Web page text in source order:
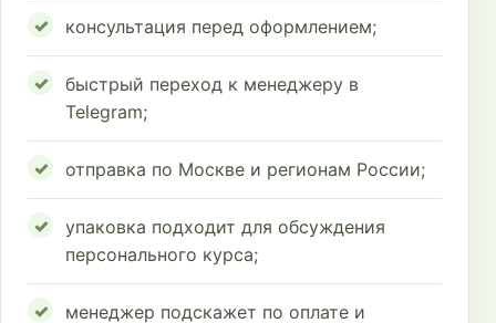
консультация перед оформлением;
быстрый переход к менеджеру в
Telegram;
отправка по Москве и регионам России;
упаковка подходит для обсуждения
персонального курса;
менеджер подскажет по оплате и